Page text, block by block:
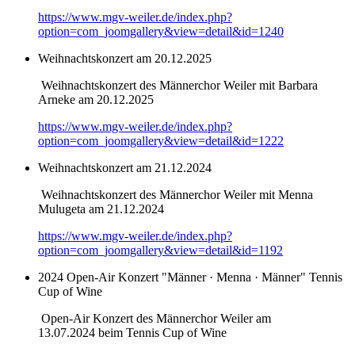
https://www.mgv-weiler.de/index.php?
option=com_joomgallery&view=detail&id=1240
Weihnachtskonzert am 20.12.2025
Weihnachtskonzert des Männerchor Weiler mit Barbara
Arneke am 20.12.2025
https://www.mgv-weiler.de/index.php?
option=com_joomgallery&view=detail&id=1222
Weihnachtskonzert am 21.12.2024
Weihnachtskonzert des Männerchor Weiler mit Menna
Mulugeta am 21.12.2024
https://www.mgv-weiler.de/index.php?
option=com_joomgallery&view=detail&id=1192
2024 Open-Air Konzert "Männer · Menna · Männer" Tennis
Cup of Wine
Open-Air Konzert des Männerchor Weiler am
13.07.2024 beim Tennis Cup of Wine